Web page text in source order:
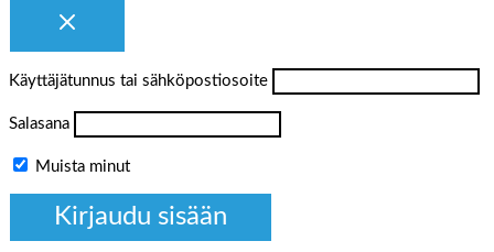
Käyttäjätunnus tai sähköpostiosoite
Salasana
Muista minut